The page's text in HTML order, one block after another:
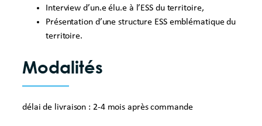
Interview d’un.e élu.e à l’ESS du territoire,
Présentation d’une structure ESS emblématique du
territoire.
Modalités
délai de livraison : 2-4 mois après commande